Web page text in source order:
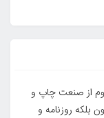
از صنعت چاپ و
بلکه روزنامه و